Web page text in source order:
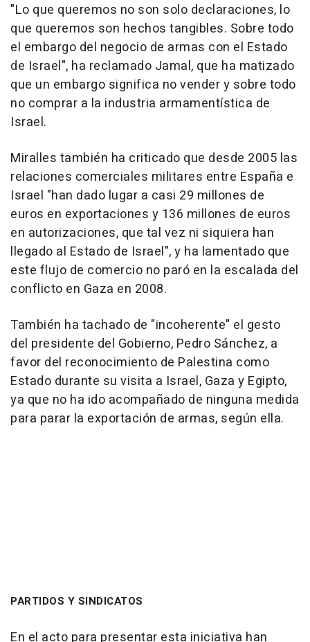
"Lo que queremos no son solo declaraciones, lo
que queremos son hechos tangibles. Sobre todo
el embargo del negocio de armas con el Estado
de Israel", ha reclamado Jamal, que ha matizado
que un embargo significa no vender y sobre todo
no comprar a la industria armamentística de
Israel.
Miralles también ha criticado que desde 2005 las
relaciones comerciales militares entre España e
Israel "han dado lugar a casi 29 millones de
euros en exportaciones y 136 millones de euros
en autorizaciones, que tal vez ni siquiera han
llegado al Estado de Israel", y ha lamentado que
este flujo de comercio no paró en la escalada del
conflicto en Gaza en 2008.
También ha tachado de "incoherente" el gesto
del presidente del Gobierno, Pedro Sánchez, a
favor del reconocimiento de Palestina como
Estado durante su visita a Israel, Gaza y Egipto,
ya que no ha ido acompañado de ninguna medida
para parar la exportación de armas, según ella.
PARTIDOS Y SINDICATOS
En el acto para presentar esta iniciativa han